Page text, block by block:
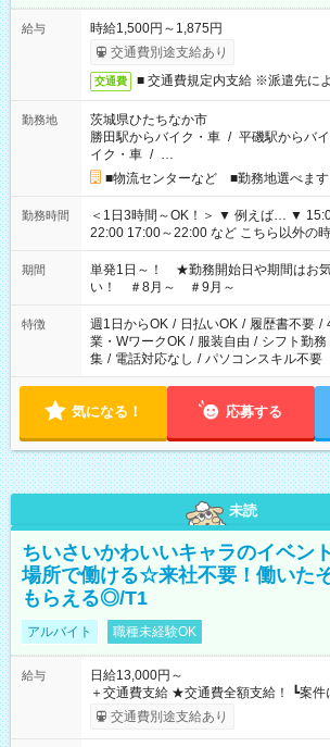
給与
時給1,500円～1,875円
交通費別途支給あり
交通費 ■ 交通費規定内支給 ※派遣先に
勤務地
茨城県ひたちなか市
勝田駅からバイク・車 / 平磯駅からバ
イク・車 / …
■物流センターなど ■勤務地選べます
勤務時間
＜1日3時間～OK！＞ ▼ 例えば… ▼ 15:00～18:00 15:00～
22:00 17:00～22:00 など こちら以外の時間もお気軽にご相談く
ださい！
期間
単発1日～！ ★勤務開始日や期間はお
い！ ＃8月～ ＃9月～
特徴 週1日からOK / 日払いOK / 履歴書不要 /
業・WワークOK / 服装自由 / シフト勤務
集 / 電話対応なし / パソコンスキル不要
気になる！ 応募する
未読
ちいさいかわいいキャラのイベン
場所で働ける☆来社不要！働いた
もらえる◎/T1
アルバイト 職種未経験OK
給与
日給13,000円～
＋交通費支給 ★交通費全額支給！ ┗案件により規定あり ★日払
いOK！（規定あり） ┗働いたその日に
ンビニATMから 日払い分を引き落とせます！ 【試用
交通費別途支給あり